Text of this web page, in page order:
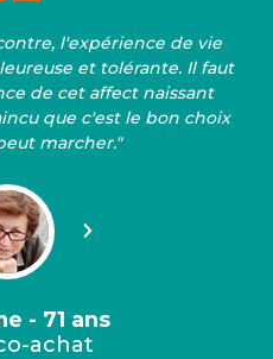
l'expérience de vie
et tolérante. Il faut
de cet affect naissant
que c'est le bon choix
marcher."
Suivant
- 71 ans
achat